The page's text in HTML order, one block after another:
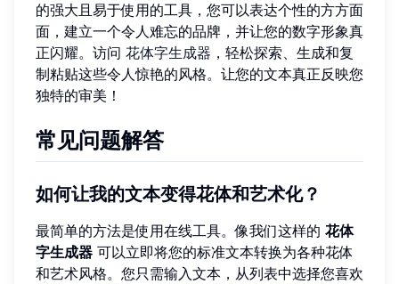
的强大且易于使用的工具，您可以表达个性的方方面
面，建立一个令人难忘的品牌，并让您的数字形象真
正闪耀。访问 花体字生成器 ，轻松探索、生成和复
制粘贴这些令人惊艳的风格。让您的文本真正反映您
独特的审美！
常见问题解答
如何让我的文本变得花体和艺术化？
最简单的方法是使用在线工具。像我们这样的 花体
字生成器 可以立即将您的标准文本转换为各种花体
和艺术风格。您只需输入文本，从列表中选择您喜欢